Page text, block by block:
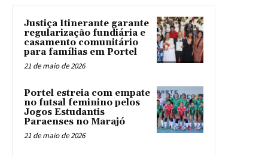
Justiça Itinerante garante
regularização fundiária e
casamento comunitário
para famílias em Portel
21 de maio de 2026
Portel estreia com empate
no futsal feminino pelos
Jogos Estudantis
Paraenses no Marajó
21 de maio de 2026